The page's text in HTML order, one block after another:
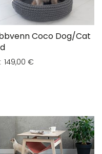
Coco Dog/Cat
149,00 €